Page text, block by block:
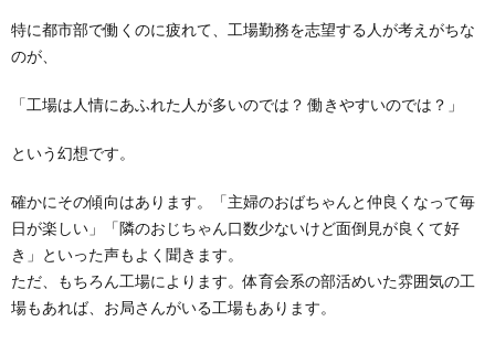
特に都市部で働くのに疲れて、工場勤務を志望する人が考えがちな
のが、
「工場は人情にあふれた人が多いのでは？ 働きやすいのでは？」
という幻想です。
確かにその傾向はあります。「主婦のおばちゃんと仲良くなって毎
日が楽しい」「隣のおじちゃん口数少ないけど面倒見が良くて好
き」といった声もよく聞きます。
ただ、もちろん工場によります。体育会系の部活めいた雰囲気の工
場もあれば、お局さんがいる工場もあります。